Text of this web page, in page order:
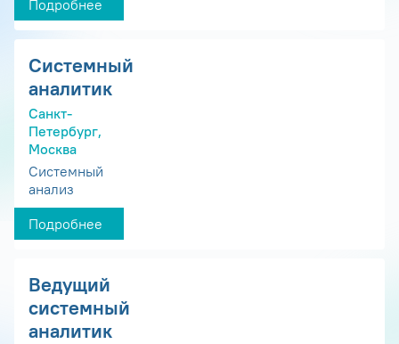
Подробнее
Системный
аналитик
Санкт-
Петербург,
Москва
Системный
анализ
Подробнее
Ведущий
системный
аналитик